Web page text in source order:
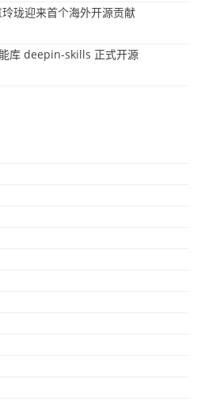
珑迎来首个海外开源贡献
库 deepin-skills 正式开源